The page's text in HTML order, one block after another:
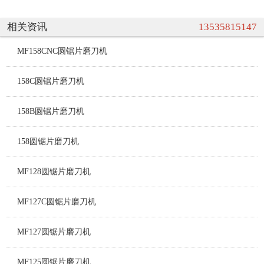
相关资讯 13535815147
MF158CNC圆锯片磨刀机
158C圆锯片磨刀机
158B圆锯片磨刀机
158圆锯片磨刀机
MF128圆锯片磨刀机
MF127C圆锯片磨刀机
MF127圆锯片磨刀机
MF125圆锯片磨刀机